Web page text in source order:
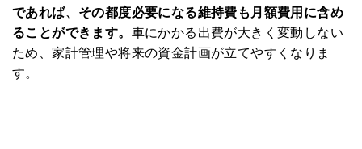
であれば、その都度必要になる維持費も月額費用に含め
ることができます。 車にかかる出費が大きく変動しない
ため、家計管理や将来の資金計画が立てやすくなりま
す。